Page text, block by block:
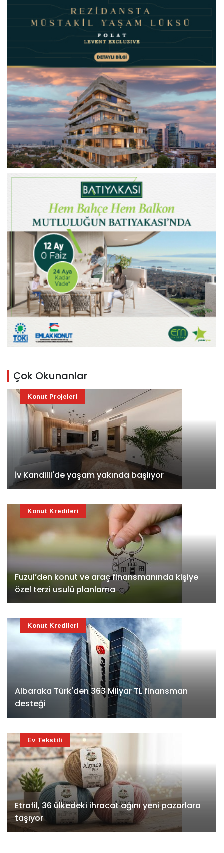
Çok Okunanlar
İv Kandilli'de yaşam yakında başlıyor
Konut Projeleri
Fuzul’den konut ve araç finansmanında kişiye
özel terzi usulü planlama
Konut Kredileri
Albaraka Türk'den 363 Milyar TL finansman
desteği
Konut Kredileri
Etrofil, 36 ülkedeki ihracat ağını yeni pazarlara
taşıyor
Ev Tekstili